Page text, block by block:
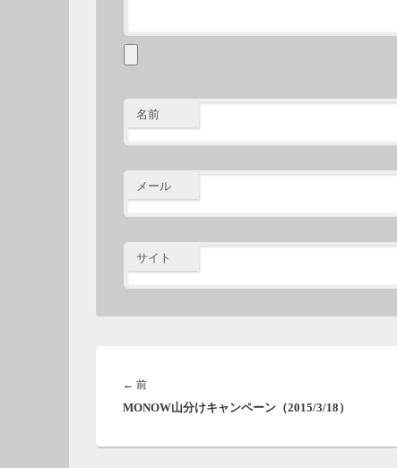
名前
メール
サイト
稿
ナ
← 前前
の
MONOW山分けキャンペーン（2015/3/18）